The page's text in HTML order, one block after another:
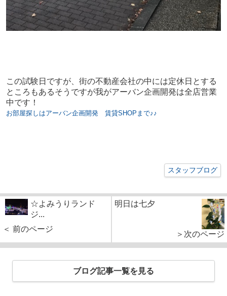
この試験日ですが、街の不動産会社の中には定休日とする
ところもあるそうですが我がアーバン企画開発は全店営業
中です！
お部屋探しはアーバン企画開発 賃貸SHOPまで♪♪
スタッフブログ
☆よみうりランド
ジ...
＜ 前のページ
明日は七夕
＞次のページ
ブログ記事一覧を見る